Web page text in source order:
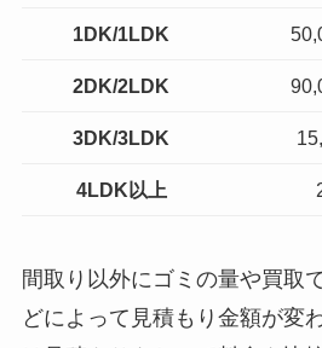
1DK/1LDK
2DK/2LDK
3DK/3LDK
4LDK以上
間取り以外にゴミの量や買取
どによって見積もり金額が変